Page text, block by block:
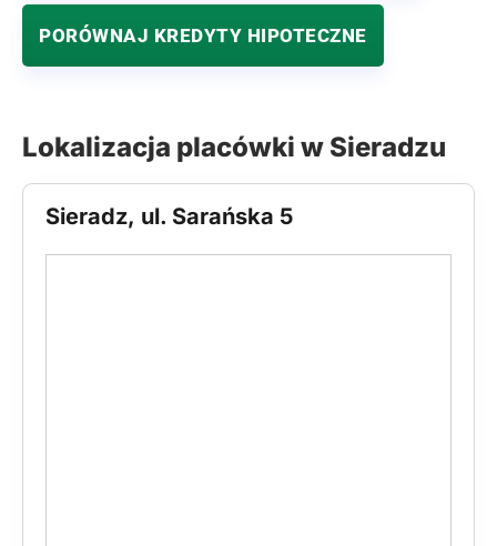
PORÓWNAJ KREDYTY HIPOTECZNE
Lokalizacja placówki w Sieradzu
Sieradz, ul. Sarańska 5